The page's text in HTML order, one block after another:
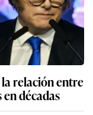
relación entre
décadas